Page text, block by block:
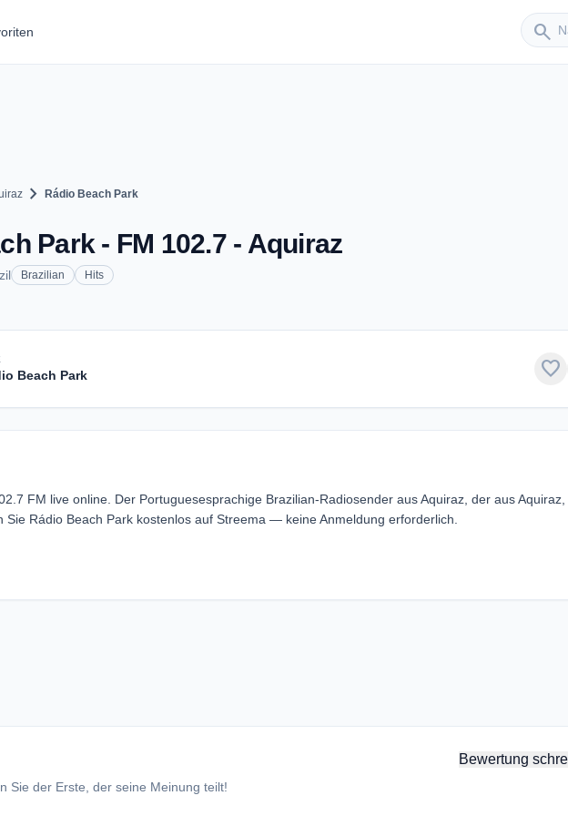
search
chevron_right Rádio Beach Park
Park - FM 102.7 - Aquiraz
Brazilian Hits
Beach Park favorite
FM live online. Der Portuguesesprachige Brazilian-Radiosender aus Aquiraz, der aus Aquiraz,
Sie Rádio Beach Park kostenlos auf Streema — keine Anmeldung erforderlich.
Bewertung
Sie der Erste, der seine Meinung teilt!